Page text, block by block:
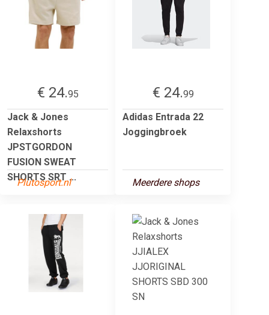
€ 24.95
Jack & Jones
Relaxshorts
JPSTGORDON
FUSION SWEAT
SHORTS SRT ...
Plutosport.nl
€ 24.99
Adidas Entrada 22
Joggingbroek
Meerdere shops